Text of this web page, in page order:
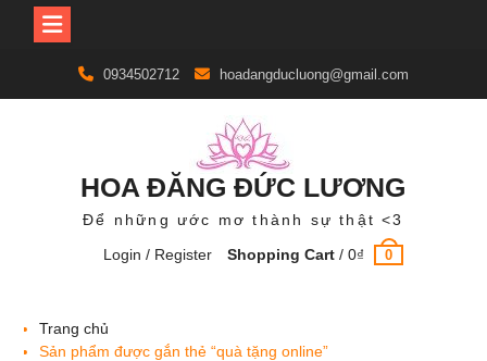
content
0934502712 hoadangducluong@gmail.com
HOA ĐĂNG ĐỨC LƯƠNG
Để những ước mơ thành sự thật <3
Login / Register
Shopping Cart /0₫ 0
Trang chủ
Sản phẩm được gắn thẻ “quà tặng online”